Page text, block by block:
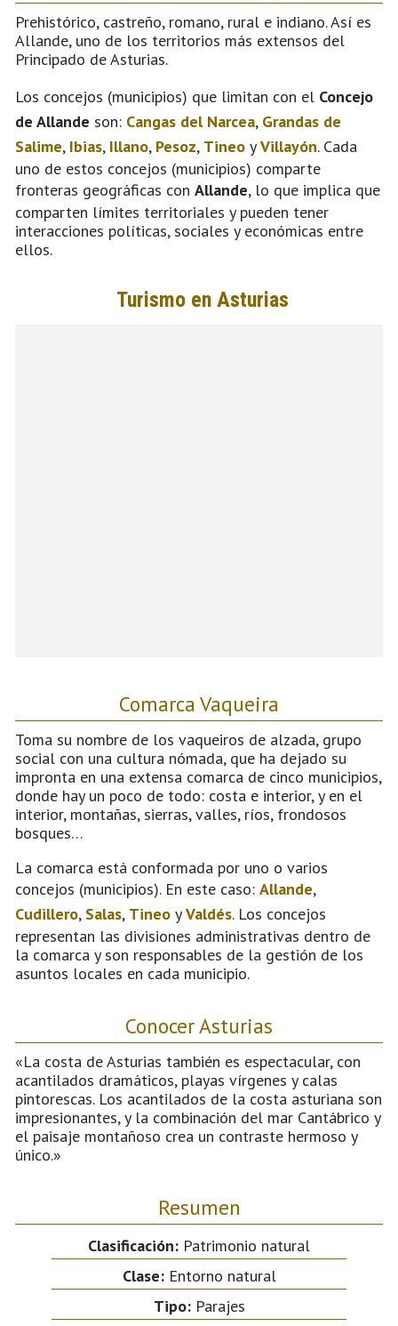
Prehistórico, castreño, romano, rural e indiano. Así es
Allande, uno de los territorios más extensos del
Principado de Asturias.
Los concejos (municipios) que limitan con el Concejo
de Allande son: Cangas del Narcea, Grandas de
Salime, Ibias, Illano, Pesoz, Tineo yVillayón. Cada
uno de estos concejos (municipios) comparte
fronteras geográficas con Allande, lo que implica que
comparten límites territoriales y pueden tener
interacciones políticas, sociales y económicas entre
ellos.
Comarca Vaqueira
Toma su nombre de los vaqueiros de alzada, grupo
social con una cultura nómada, que ha dejado su
impronta en una extensa comarca de cinco municipios,
donde hay un poco de todo: costa e interior, y en el
interior, montañas, sierras, valles, ríos, frondosos
bosques…
La comarca está conformada por uno o varios
concejos (municipios). En este caso: Allande,
Cudillero, Salas, Tineo yValdés. Los concejos
representan las divisiones administrativas dentro de
la comarca y son responsables de la gestión de los
asuntos locales en cada municipio.
Conocer Asturias
«La costa de Asturias también es espectacular, con
acantilados dramáticos, playas vírgenes y calas
pintorescas. Los acantilados de la costa asturiana son
impresionantes, y la combinación del mar Cantábrico y
el paisaje montañoso crea un contraste hermoso y
único.»
Resumen
Clasificación: Patrimonio natural
Clase:Entorno natural
Tipo:Parajes